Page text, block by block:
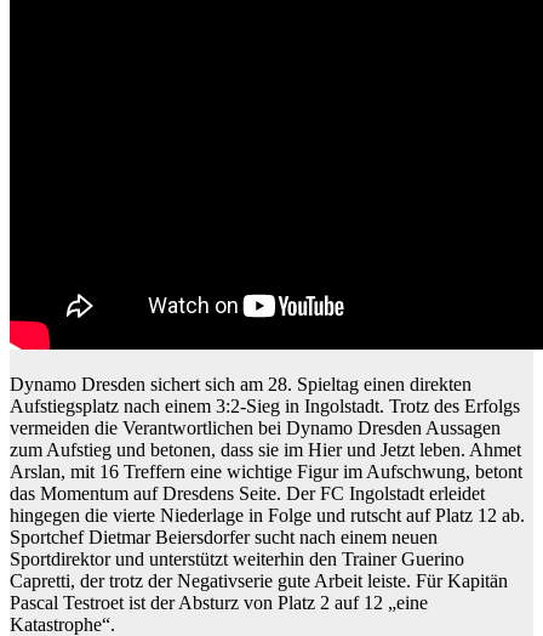
Dynamo Dresden sichert sich am 28. Spieltag einen direkten
Aufstiegsplatz nach einem 3:2-Sieg in Ingolstadt. Trotz des Erfolgs
vermeiden die Verantwortlichen bei Dynamo Dresden Aussagen
zum Aufstieg und betonen, dass sie im Hier und Jetzt leben. Ahmet
Arslan, mit 16 Treffern eine wichtige Figur im Aufschwung, betont
das Momentum auf Dresdens Seite. Der FC Ingolstadt erleidet
hingegen die vierte Niederlage in Folge und rutscht auf Platz 12 ab.
Sportchef Dietmar Beiersdorfer sucht nach einem neuen
Sportdirektor und unterstützt weiterhin den Trainer Guerino
Capretti, der trotz der Negativserie gute Arbeit leiste. Für Kapitän
Pascal Testroet ist der Absturz von Platz 2 auf 12 „eine
Katastrophe“.